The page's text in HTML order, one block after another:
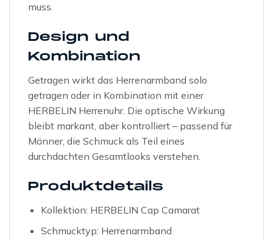
muss.
Design und
Kombination
Getragen wirkt das Herrenarmband solo
getragen oder in Kombination mit einer
HERBELIN Herrenuhr. Die optische Wirkung
bleibt markant, aber kontrolliert – passend für
Männer, die Schmuck als Teil eines
durchdachten Gesamtlooks verstehen.
Produktdetails
Kollektion: HERBELIN Cap Camarat
Schmucktyp: Herrenarmband